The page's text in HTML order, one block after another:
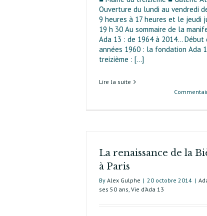
Ouverture du lundi au vendredi
9 heures à 17 heures et le jeudi
19 h 30 Au sommaire de la
Ada 13 : de 1964 à 2014… Début
années 1960 : la fondation Ada
treizième : [...]
Lire la suite
La renaissance de la
à Paris
By Alex Gulphe | 20 octobre 2014 |
ses 50 ans Vie d’Ada 13